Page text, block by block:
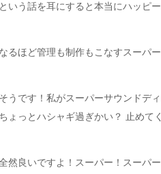
いう話を耳にすると本当にハッピ
るほど管理も制作もこなすスーパ
うです！私がスーパーサウンドデ
ょっとハシャギ過ぎかい？ 止めて
然良いですよ！スーパー！スーパ